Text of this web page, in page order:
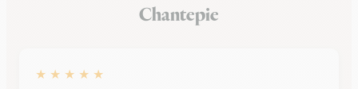
Chantepie
★ ★ ★ ★ ★